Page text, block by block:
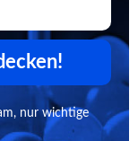
nur wichtige